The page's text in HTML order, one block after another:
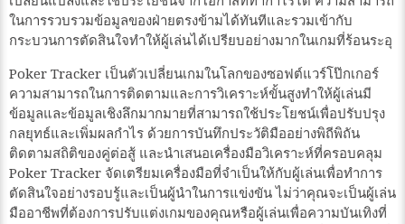
ในการรวบรวมข้อมูลของฝ่ายตรงข้ามได้ทันทีและรวมเข้ากับ
กระบวนการตัดสินใจทำให้ผู้เล่นได้เปรียบอย่างมากในเกมที่ร้อนระอุ
Poker Tracker เป็นตัวเปลี่ยนเกมในโลกของซอฟต์แวร์โป๊กเกอร์
ความสามารถในการติดตามและการวิเคราะห์ขั้นสูงทำให้ผู้เล่นมี
ข้อมูลและข้อมูลเชิงลึกมากมายที่สามารถใช้ประโยชน์เพื่อปรับปรุง
กลยุทธ์และเพิ่มผลกำไร ด้วยการบันทึกประวัติมืออย่างพิถีพิถัน
ติดตามสถิติของคู่ต่อสู้ และนำเสนอเครื่องมือวิเคราะห์ที่ครอบคลุม
Poker Tracker จัดเตรียมเครื่องมือที่จำเป็นให้กับผู้เล่นเพื่อทำการ
ตัดสินใจอย่างรอบรู้และเป็นผู้นำในการแข่งขัน ไม่ว่าคุณจะเป็นผู้เล่น
มืออาชีพที่ต้องการปรับแต่งเกมของคุณหรือผู้เล่นเพื่อความบันเทิงที่